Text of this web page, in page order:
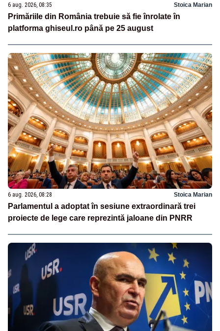
6 aug. 2026, 08:35 Stoica Marian
Primăriile din România trebuie să fie înrolate în
platforma ghiseul.ro până pe 25 august
6 aug. 2026, 08:28 Stoica Marian
Parlamentul a adoptat în sesiune extraordinară trei
proiecte de lege care reprezintă jaloane din PNRR